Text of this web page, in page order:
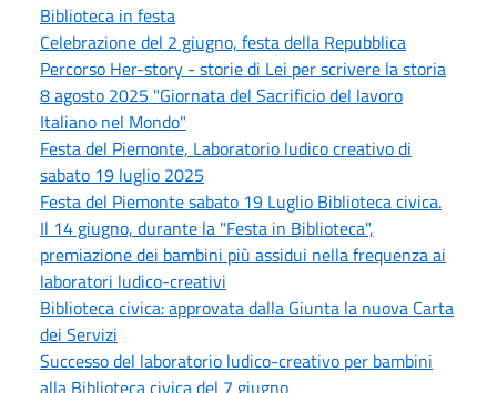
Biblioteca in festa
Celebrazione del 2 giugno, festa della Repubblica
Percorso Her-story - storie di Lei per scrivere la storia
8 agosto 2025 "Giornata del Sacrificio del lavoro
Italiano nel Mondo"
Festa del Piemonte, Laboratorio ludico creativo di
sabato 19 luglio 2025
Festa del Piemonte sabato 19 Luglio Biblioteca civica.
Il 14 giugno, durante la "Festa in Biblioteca",
premiazione dei bambini più assidui nella frequenza ai
laboratori ludico-creativi
Biblioteca civica: approvata dalla Giunta la nuova Carta
dei Servizi
Successo del laboratorio ludico-creativo per bambini
alla Biblioteca civica del 7 giugno